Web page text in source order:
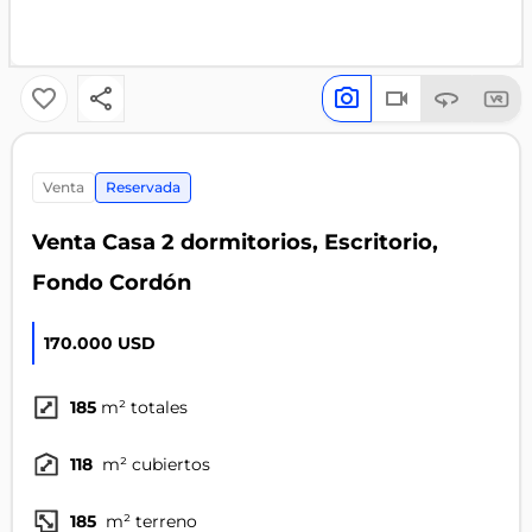
venta Reservada
Venta Casa 2 dormitorios, Escritorio,
Fondo Cordón
170.000 USD
185 m² totales
118 m² cubiertos
185 m² terreno